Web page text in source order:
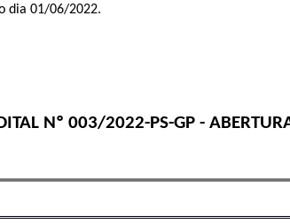
dia 01/06/2022.
Nº 003/2022-PS-GP -